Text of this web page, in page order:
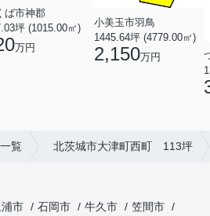
ば市神郡
坪 (1015.00㎡)
万円
小美玉市羽鳥
1445.64坪 (4779.00㎡)
2,150万円
覧 北茨城市大津町西町 113坪
浦市 石岡市 牛久市
笠間市